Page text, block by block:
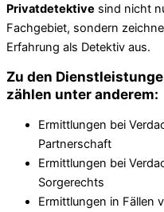
Privatdetektive sind nicht
Fachgebiet, sondern
Erfahrung als Detektiv aus.
Zu den
zählen unter anderem:
Ermittlungen bei
Partnerschaft
Ermittlungen bei
Sorgerechts
Ermittlungen in Fällen